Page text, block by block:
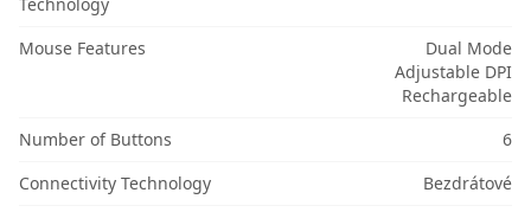
Mouse Features
Dual Mode
Adjustable DPI
Rechargeable
Number of Buttons
6
Connectivity Technology
Bezdrátové